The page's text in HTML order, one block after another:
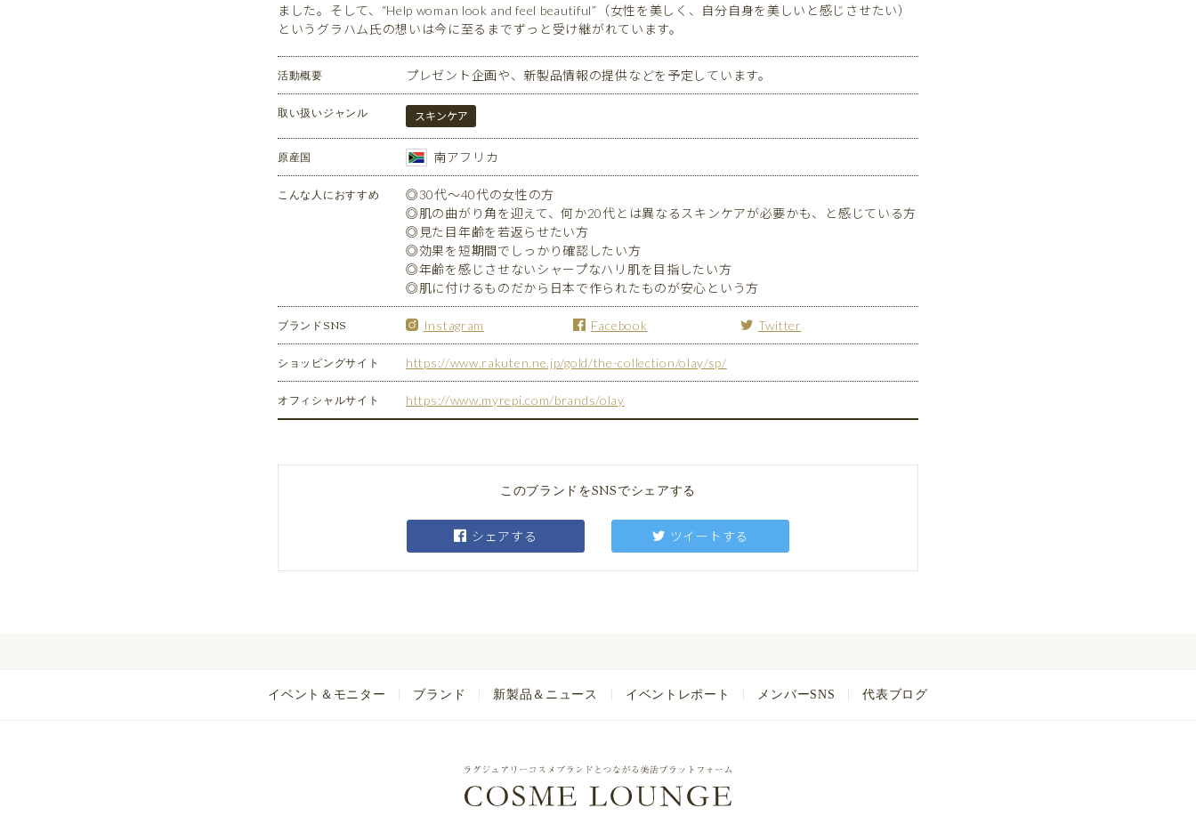
ました。そして、“Help woman look and feel beautiful”（女性を美しく、自分自身を美しいと感じさせたい）
というグラハム氏の想いは今に至るまでずっと受け継がれています。
活動概要 プレゼント企画や、新製品情報の提供などを予定しています。
取い扱いジャンル スキンケア
原産国 南アフリカ
こんな人におすすめ
◎30代～40代の女性の方
◎肌の曲がり角を迎えて、何か20代とは異なるスキンケアが必要かも、と感じている方
◎見た目年齢を若返らせたい方
◎効果を短期間でしっかり確認したい方
◎年齢を感じさせないシャープなハリ肌を目指したい方
◎肌に付けるものだから日本で作られたものが安心という方
ブランドSNS Instagram Facebook Twitter
ショッピングサイト https://www.rakuten.ne.jp/gold/the-collection/olay/sp/
オフィシャルサイト https://www.myrepi.com/brands/olay
このブランドをSNSでシェアする
シェアする ツイートする
イベント＆モニター ブランド 新製品＆ニュース イベントレポート メンバーSNS 代表ブログ